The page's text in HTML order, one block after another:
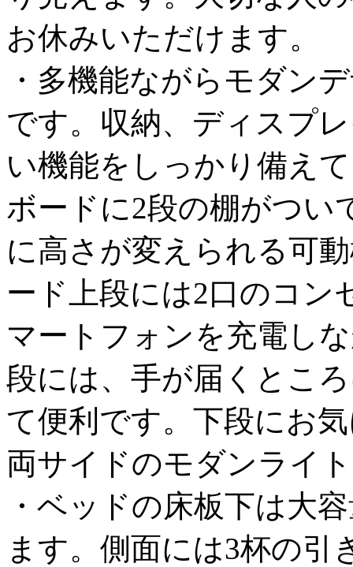
お休みいただけます。
・多機能ながらモダン
です。収納、ディスプ
い機能をしっかり備え
ボードに2段の棚がつい
に高さが変えられる可
ード上段には2口のコン
マートフォンを充電し
段には、手が届くとこ
て便利です。下段にお
両サイドのモダンライ
・ベッドの床板下は大
ます。側面には3杯の引